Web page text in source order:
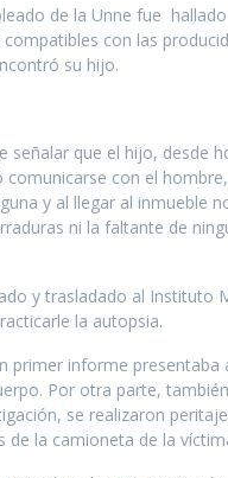
de la Unne fue
compatibles con las
su hijo.
señalar que el hijo, desde
con el
y al llegar al inmueble
ni la faltante de
y trasladado al Instituto
la autopsia.
primer informe presentaba
Por otra parte,
se realizaron
la camioneta de la